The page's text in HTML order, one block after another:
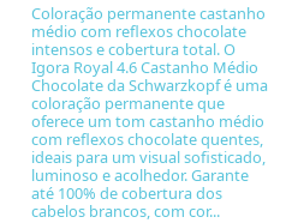
Coloração permanente castanho
médio com reflexos chocolate
intensos e cobertura total. O
Igora Royal 4.6 Castanho Médio
Chocolate da Schwarzkopf é uma
coloração permanente que
oferece um tom castanho médio
com reflexos chocolate quentes,
ideais para um visual sofisticado,
luminoso e acolhedor. Garante
até 100% de cobertura dos
cabelos brancos, com cor...